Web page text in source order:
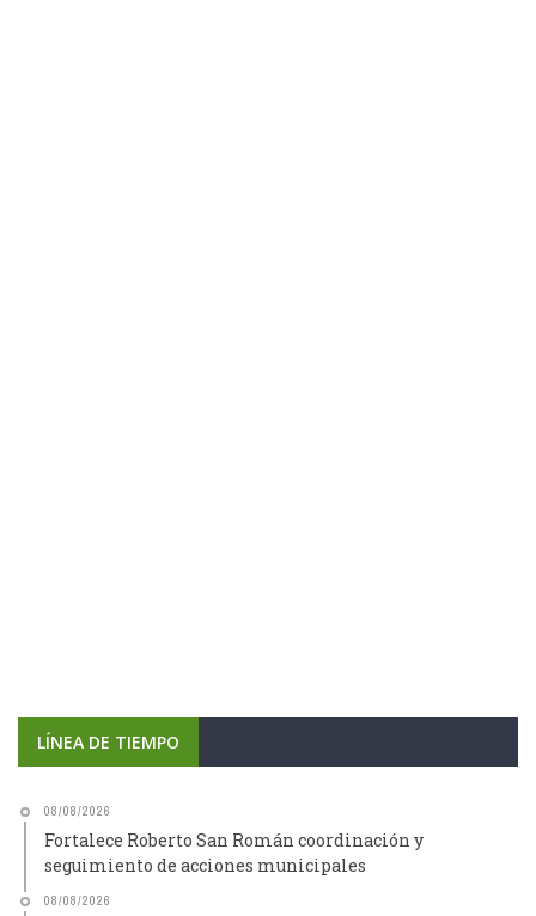
LÍNEA DE TIEMPO
08/08/2026
Fortalece Roberto San Román coordinación y
seguimiento de acciones municipales
08/08/2026